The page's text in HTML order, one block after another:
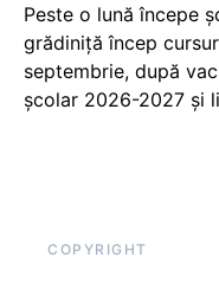
Peste o lună începe
grădiniță încep
septembrie, după
școlar 2026-2027 și
COPYRIGHT